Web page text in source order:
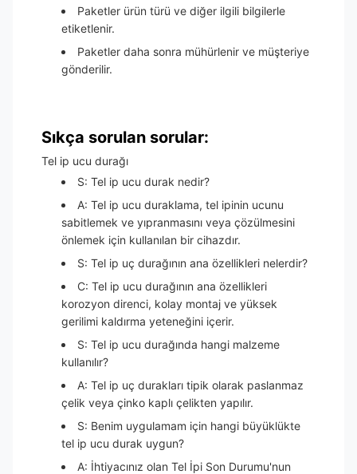
Paketler ürün türü ve diğer ilgili bilgilerle
etiketlenir.
Paketler daha sonra mühürlenir ve müşteriye
gönderilir.
Sıkça sorulan sorular:
Tel ip ucu durağı
S: Tel ip ucu durak nedir?
A: Tel ip ucu duraklama, tel ipinin ucunu
sabitlemek ve yıpranmasını veya çözülmesini
önlemek için kullanılan bir cihazdır.
S: Tel ip uç durağının ana özellikleri nelerdir?
C: Tel ip ucu durağının ana özellikleri
korozyon direnci, kolay montaj ve yüksek
gerilimi kaldırma yeteneğini içerir.
S: Tel ip ucu durağında hangi malzeme
kullanılır?
A: Tel ip uç durakları tipik olarak paslanmaz
çelik veya çinko kaplı çelikten yapılır.
S: Benim uygulamam için hangi büyüklükte
tel ip ucu durak uygun?
A: İhtiyacınız olan Tel İpi Son Durumu'nun